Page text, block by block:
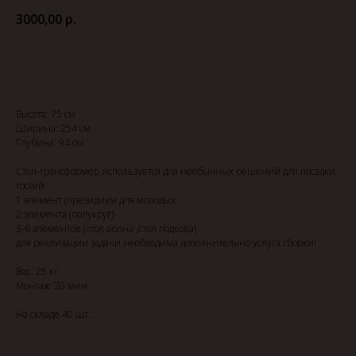
3000,00 р.
Высота: 75 см
Ширина: 254 см
Глубина: 94 см
Стол-трансформер используется для необычных решений для посадки
гостей
1 элемент (президиум для молодых
2 элемента (полукруг)
3-6 элементов (стол волна ,стол подкова)
для реализации задачи необходима дополнительно услуга сборки!
Вес: 25 кг
Монтаж: 20 мин
На складе 40 шт.